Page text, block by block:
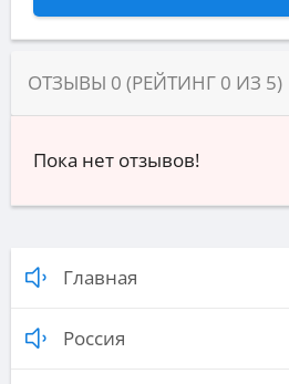
ОТЗЫВЫ 0 (РЕЙТИНГ 0 ИЗ 5)
Пока нет отзывов!
Главная
Россия